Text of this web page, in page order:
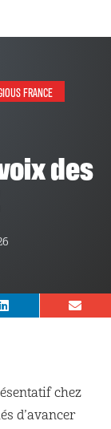
FRANCE
chez
d’avancer